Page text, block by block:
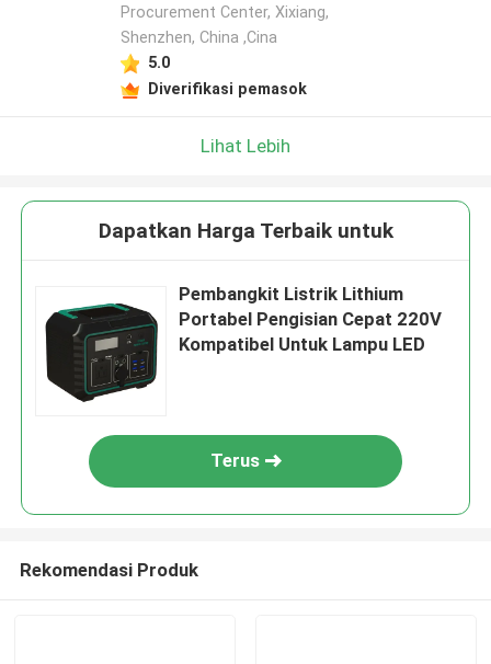
Procurement Center, Xixiang,
Shenzhen, China ,Cina
5.0
Diverifikasi pemasok
Lihat Lebih
Dapatkan Harga Terbaik untuk
Pembangkit Listrik Lithium
Portabel Pengisian Cepat 220V
Kompatibel Untuk Lampu LED
Terus
Rekomendasi Produk